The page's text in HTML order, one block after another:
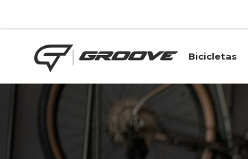
content
Bicicletas